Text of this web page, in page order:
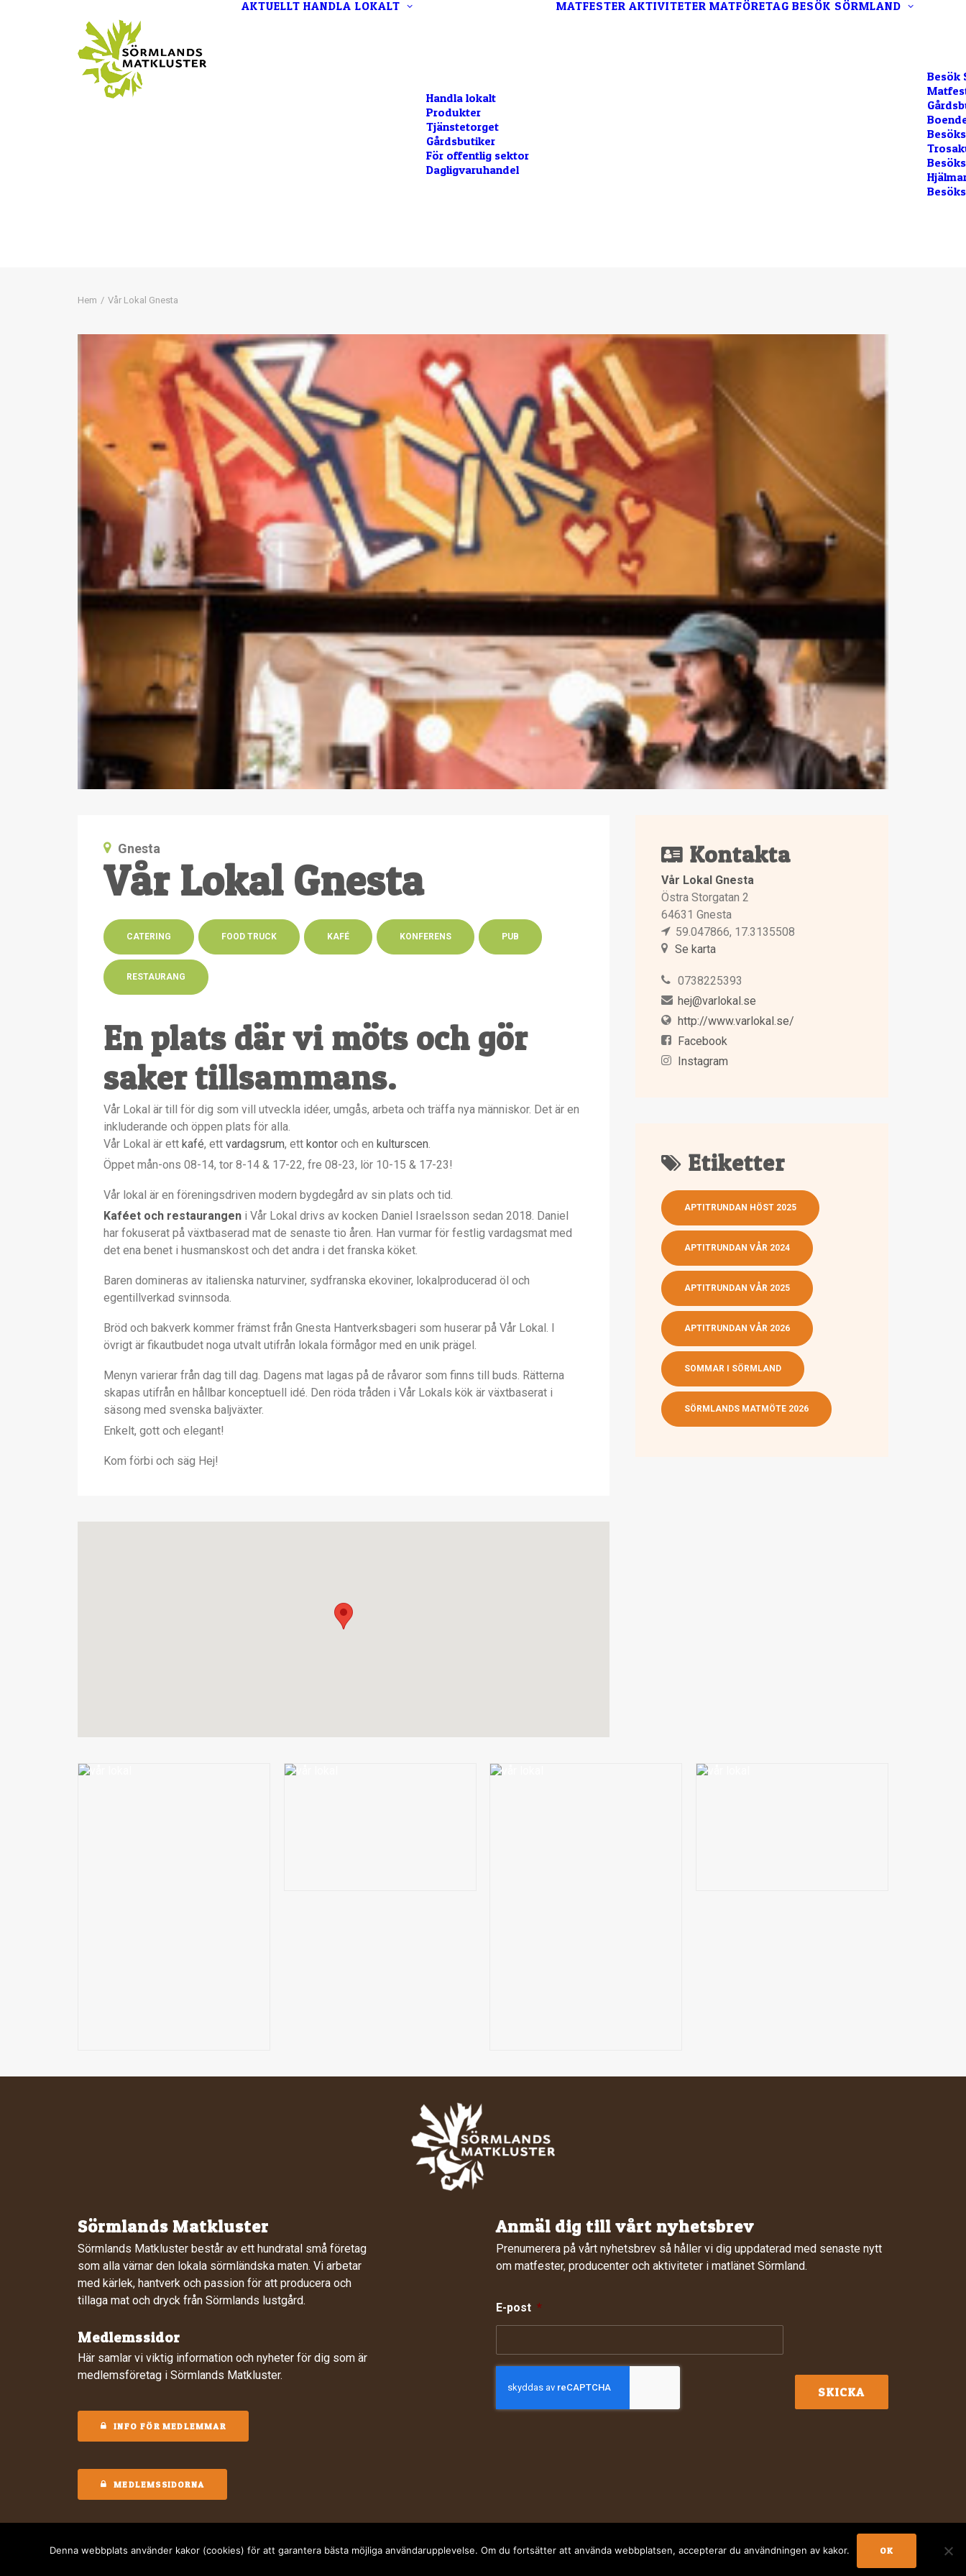
AKTUELLT HANDLA LOKALT
Handla lokalt
Produkter
Tjänstetorget
Gårdsbutiker
För offentlig sektor
Dagligvaruhandel
MATFESTER AKTIVITETER MATFÖRETAG BESÖK SÖRMLAND
Besök
Hem Vår Lokal Gnesta
Gnesta
Vår Lokal Gnesta
CATERING FOOD TRUCK KAFÉ KONFERENS PUB
RESTAURANG
En plats där vi möts och gör
saker tillsammans.
Vår Lokal är till för dig som vill utveckla idéer, umgås, arbeta och träffa nya människor. Det är en
inkluderande och öppen plats för alla.
Vår Lokal är ett kafé, ett vardagsrum, ett kontor och en kulturscen.
Öppet mån-ons 08-14, tor 8-14 & 17-22, fre 08-23, lör 10-15 & 17-23!
Vår lokal är en föreningsdriven modern bygdegård av sin plats och tid.
Kaféet och restaurangen i Vår Lokal drivs av kocken Daniel Israelsson sedan 2018. Daniel
har fokuserat på växtbaserad mat de senaste tio åren. Han vurmar för festlig vardagsmat med
det ena benet i husmanskost och det andra i det franska köket.
Baren domineras av italienska naturviner, sydfranska ekoviner, lokalproducerad öl och
egentillverkad svinnsoda.
Bröd och bakverk kommer främst från Gnesta Hantverksbageri som huserar på Vår Lokal. I
övrigt är fikautbudet noga utvalt utifrån lokala förmågor med en unik prägel.
Menyn varierar från dag till dag. Dagens mat lagas på de råvaror som finns till buds. Rätterna
skapas utifrån en hållbar konceptuell idé. Den röda tråden i Vår Lokals kök är växtbaserat i
säsong med svenska baljväxter.
Enkelt, gott och elegant!
Kom förbi och säg Hej!
Kontakta
Vår Lokal Gnesta
Östra Storgatan 2
64631 Gnesta
59.047866, 17.3135508
Se karta
0738225393
hej@varlokal.se
http://www.varlokal.se/
Facebook
Instagram
Etiketter
APTITRUNDAN HÖST 2025
APTITRUNDAN VÅR 2024
APTITRUNDAN VÅR 2025
APTITRUNDAN VÅR 2026
SOMMAR I SÖRMLAND
SÖRMLANDS MATMÖTE 2026
Sörmlands Matkluster
Sörmlands Matkluster består av ett hundratal små företag
som alla värnar den lokala sörmländska maten. Vi arbetar
med kärlek, hantverk och passion för att producera och
tillaga mat och dryck från Sörmlands lustgård.
Medlemssidor
Här samlar vi viktig information och nyheter för dig som är
medlemsföretag i Sörmlands Matkluster.
INFO FÖR MEDLEMMAR
MEDLEMSSIDORNA
Anmäl dig till vårt nyhetsbrev
Prenumerera på vårt nyhetsbrev så håller vi dig uppdaterad med senaste nytt
om matfester, producenter och aktiviteter i matlänet Sörmland.
E-post *
© 2024 Sörmlands Matkluster. Webbdesign avDigitalera
Denna webbplats använder kakor (cookies) för att garantera bästa möjliga användarupplevelse. Om du fortsätter att använda webbplatsen, accepterar du användningen av kakor. OK